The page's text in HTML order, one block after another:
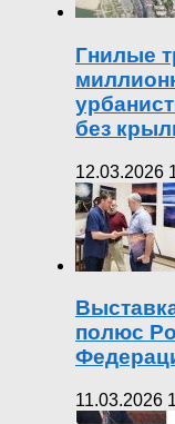
Гнилые
без
12.03.2026
полюс
11.03.2026